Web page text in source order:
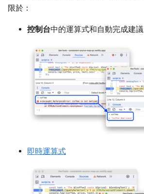
限於：
控制台中的運算式和自動完成建議
即時運算式